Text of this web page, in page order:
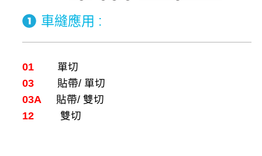
車縫應用 :
01
單切
03 貼帶/ 單切
03A 貼帶/ 雙切
12 雙切